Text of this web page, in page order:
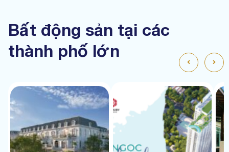
Bất động sản tại các
thành phố lớn